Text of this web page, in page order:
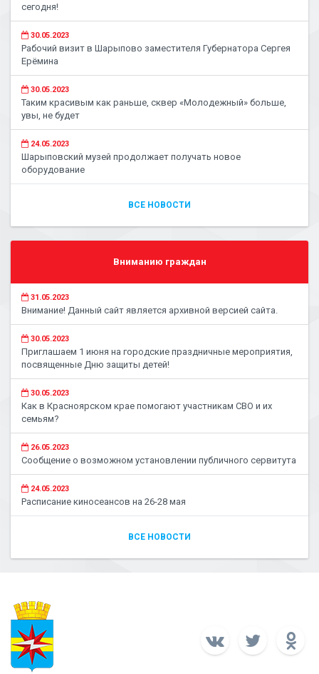
сегодня!
30.05.2023
Рабочий визит в Шарыпово заместителя Губернатора Сергея
Ерёмина
30.05.2023
Таким красивым как раньше, сквер «Молодежный» больше,
увы, не будет
24.05.2023
Шарыповский музей продолжает получать новое
оборудование
ВСЕ НОВОСТИ
Вниманию граждан
31.05.2023
Внимание! Данный сайт является архивной версией сайта.
30.05.2023
Приглашаем 1 июня на городские праздничные мероприятия,
посвященные Дню защиты детей!
30.05.2023
Как в Красноярском крае помогают участникам СВО и их
семьям?
26.05.2023
Сообщение о возможном установлении публичного сервитута
24.05.2023
Расписание киносеансов на 26-28 мая
ВСЕ НОВОСТИ